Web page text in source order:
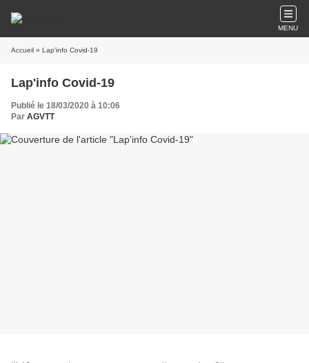
MENU
Accueil » Lap'info Covid-19
Lap'info Covid-19
Publié le 18/03/2020 à 10:06
Par AGVTT